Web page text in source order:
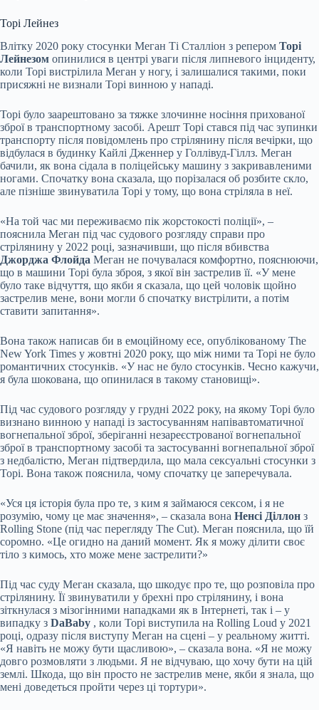
Торі Лейнез
Влітку 2020 року стосунки Меган Ті Сталліон з репером Торі
Лейнезом опинилися в центрі уваги після липневого інциденту,
коли Торі вистрілила Меган у ногу, і залишалися такими, поки
присяжні не визнали Торі винною у нападі.
Торі було заарештовано за тяжке злочинне носіння прихованої
зброї в транспортному засобі. Арешт Торі стався під час зупинки
транспорту після повідомлень про стрілянину після вечірки, що
відбулася в будинку Кайлі Дженнер у Голлівуд-Гіллз. Меган
бачили, як вона сідала в поліцейську машину з закривавленими
ногами. Спочатку вона сказала, що порізалася об розбите скло,
але пізніше звинуватила Торі у тому, що вона стріляла в неї.
«На той час ми переживаємо пік жорстокості поліції», –
пояснила Меган під час судового розгляду справи про
стрілянину у 2022 році, зазначивши, що після вбивства
Джорджа Флойда Меган не почувалася комфортно, пояснюючи,
що в машини Торі була зброя, з якої він застрелив її. «У мене
було таке відчуття, що якби я сказала, що цей чоловік щойно
застрелив мене, вони могли б спочатку вистрілити, а потім
ставити запитання».
Вона також написав би в емоційному есе, опублікованому The
New York Times у жовтні 2020 року, що між ними та Торі не було
романтичних стосунків. «У нас не було стосунків. Чесно кажучи,
я була шокована, що опинилася в такому становищі».
Під час судового розгляду у грудні 2022 року, на якому Торі було
визнано винною у нападі із застосуванням напівавтоматичної
вогнепальної зброї, зберіганні незареєстрованої вогнепальної
зброї в транспортному засобі та застосуванні вогнепальної зброї
з недбалістю, Меган підтвердила, що мала сексуальні стосунки з
Торі. Вона також пояснила, чому спочатку це заперечувала.
«Уся ця історія була про те, з ким я займаюся сексом, і я не
розумію, чому це має значення», – сказала вона Ненсі Діллон з
Rolling Stone (під час перегляду The Cut). Меган пояснила, що їй
соромно. «Це огидно на даний момент. Як я можу ділити своє
тіло з кимось, хто може мене застрелити?»
Під час суду Меган сказала, що шкодує про те, що розповіла про
стрілянину. Її звинуватили у брехні про стрілянину, і вона
зіткнулася з мізогінними нападками як в Інтернеті, так і – у
випадку з DaBaby , коли Торі виступила на Rolling Loud у 2021
році, одразу після виступу Меган на сцені – у реальному житті.
«Я навіть не можу бути щасливою», – сказала вона. «Я не можу
довго розмовляти з людьми. Я не відчуваю, що хочу бути на цій
землі. Шкода, що він просто не застрелив мене, якби я знала, що
мені доведеться пройти через ці тортури».